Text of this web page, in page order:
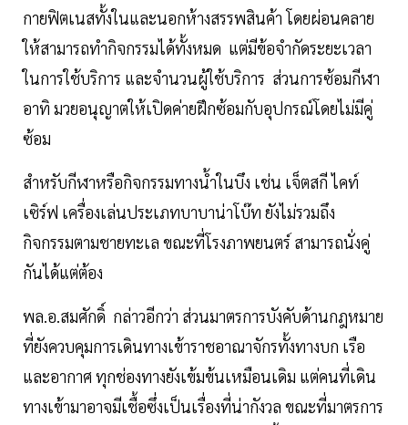
กายฟิตเนสทั้งในและนอกห้างสรรพสินค้า โดยผ่อนคลาย
ให้สามารถทำกิจกรรมได้ทั้งหมด แต่มีข้อจำกัดระยะเวลา
ในการใช้บริการ และจำนวนผู้ใช้บริการ ส่วนการซ้อมกีฬา
อาทิ มวยอนุญาตให้เปิดค่ายฝึกซ้อมกับอุปกรณ์โดยไม่มีคู่
ซ้อม
สำหรับกีฬาหรือกิจกรรมทางน้ำในบึง เช่น เจ็ตสกี ไคท์
เซิร์ฟ เครื่องเล่นประเภทบาบาน่าโบ๊ท ยังไม่รวมถึง
กิจกรรมตามชายทะเล ขณะที่โรงภาพยนตร์ สามารถนั่งคู่
กันได้แต่ต้อง
พล.อ.สมศักดิ์ กล่าวอีกว่า ส่วนมาตรการบังคับด้านกฎหมาย
ที่ยังควบคุมการเดินทางเข้าราชอาณาจักรทั้งทางบก เรือ
และอากาศ ทุกช่องทางยังเข้มข้นเหมือนเดิม แต่คนที่เดิน
ทางเข้ามาอาจมีเชื้อซึ่งเป็นเรื่องที่น่ากังวล ขณะที่มาตรการ